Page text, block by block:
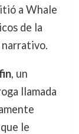
a Whale
de la
narrativo.
, un
llamada
le